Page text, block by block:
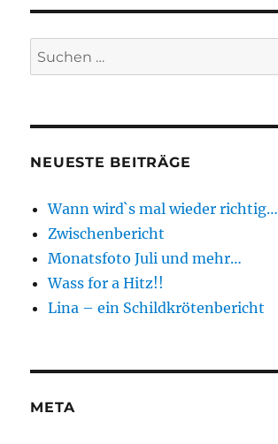
Suche
nach:
NEUESTE BEITRÄGE
Wann wird`s mal wieder richtig…
Zwischenbericht
Monatsfoto Juli und mehr…
Wass for a Hitz!!
Lina – ein Schildkrötenbericht
META